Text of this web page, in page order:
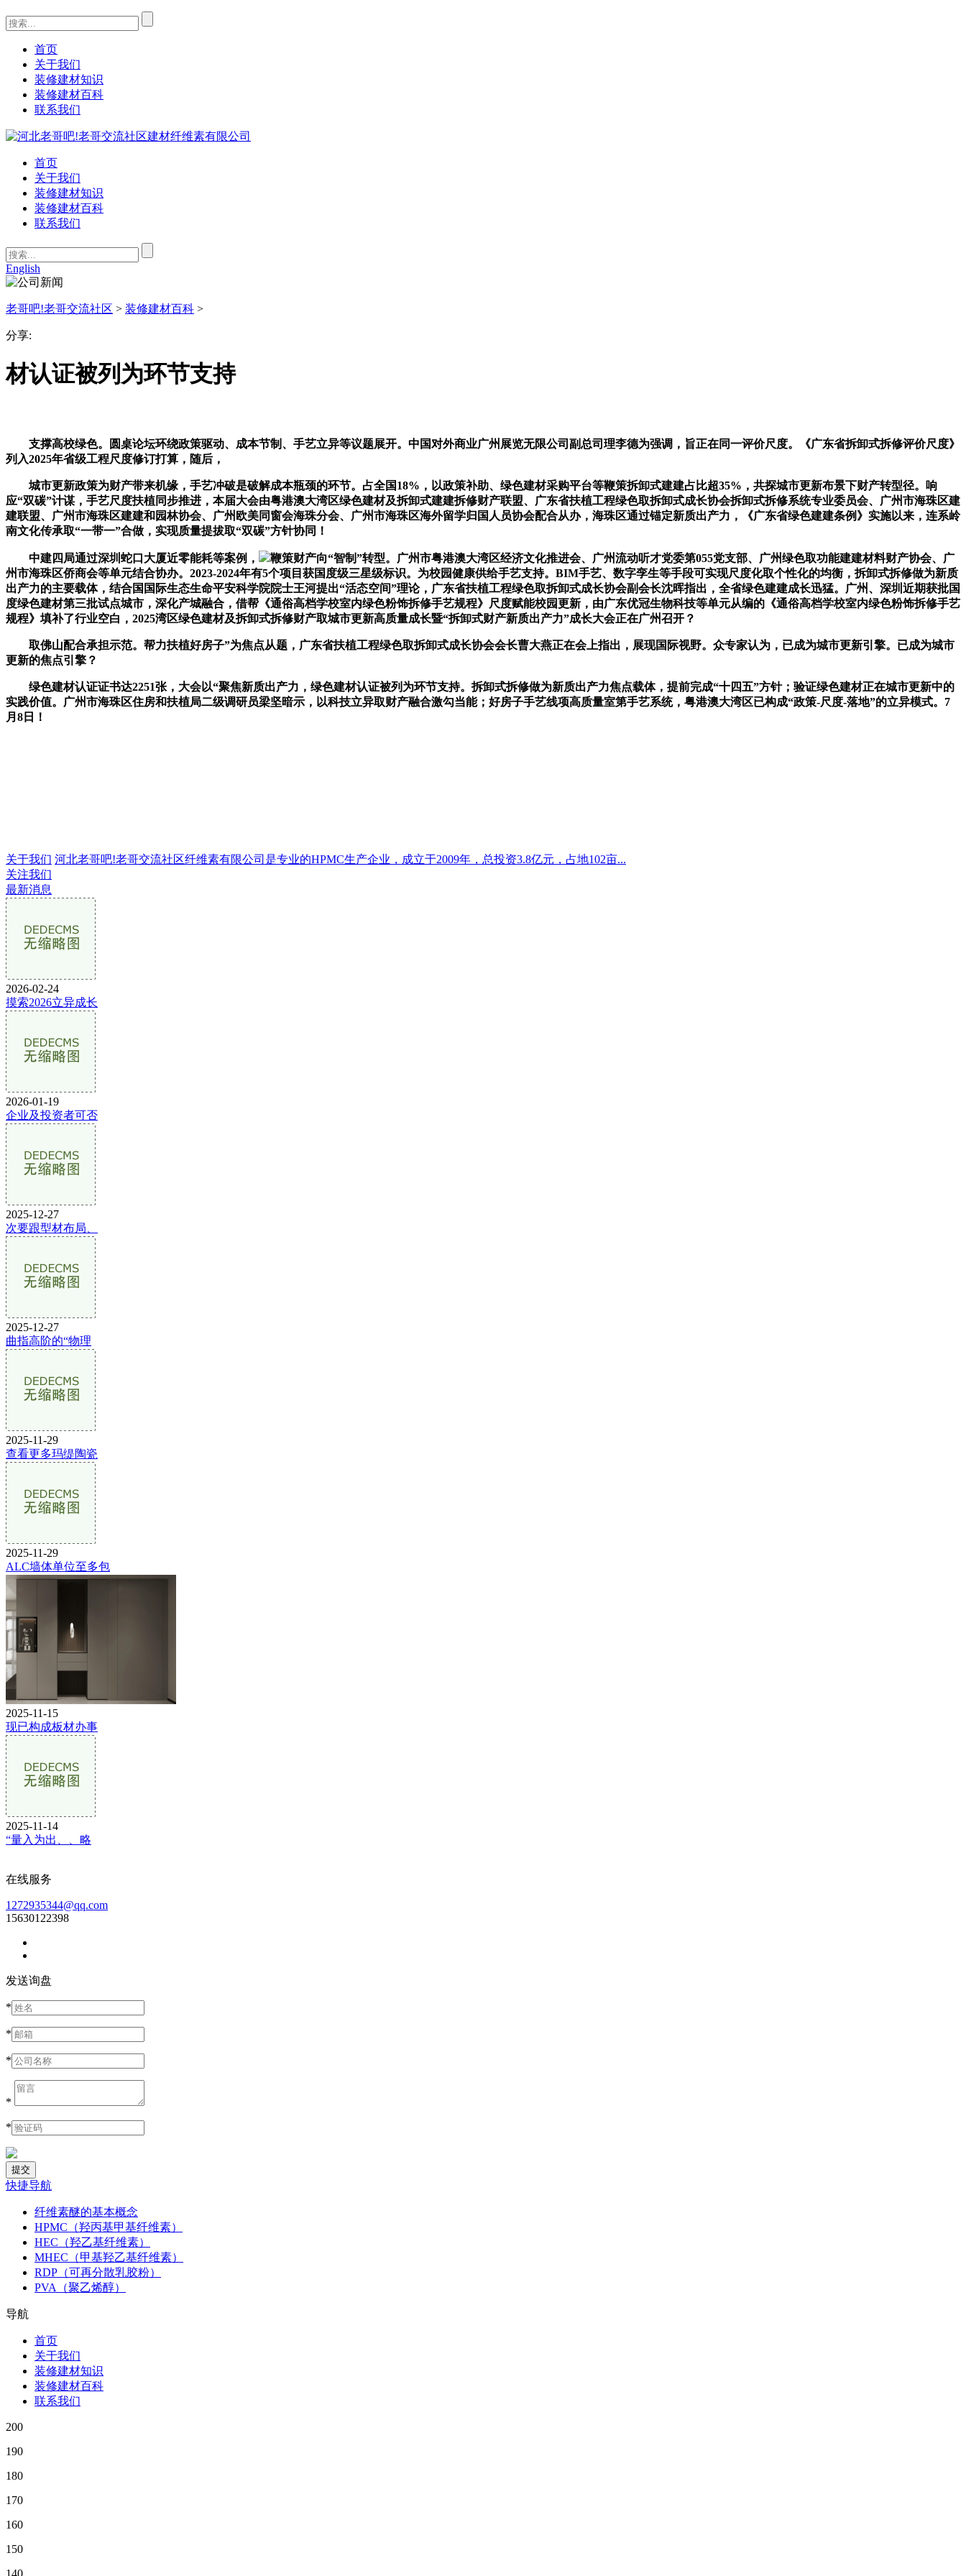
首页
关于我们
装修建材知识
装修建材百科
联系我们
首页
关于我们
装修建材知识
装修建材百科
联系我们
English
老哥吧!老哥交流社区 > 装修建材百科 >
分享:
材认证被列为环节支持
支撑高校绿色。圆桌论坛环绕政策驱动、成本节制、手艺立异等议题展开。中国对外商业广州展览无限公司副总司理李德为强调，旨正在同一评价尺度。《广东省拆卸式拆修评价尺度》
列入2025年省级工程尺度修订打算，随后，
城市更新政策为财产带来机缘，手艺冲破是破解成本瓶颈的环节。占全国18%，以政策补助、绿色建材采购平台等鞭策拆卸式建建占比超35%，共探城市更新布景下财产转型径。响
应“双碳”计谋，手艺尺度扶植同步推进，本届大会由粤港澳大湾区绿色建材及拆卸式建建拆修财产联盟、广东省扶植工程绿色取拆卸式成长协会拆卸式拆修系统专业委员会、广州市海珠区建
建联盟、广州市海珠区建建和园林协会、广州欧美同窗会海珠分会、广州市海珠区海外留学归国人员协会配合从办，海珠区通过锚定新质出产力，《广东省绿色建建条例》实施以来，连系岭
南文化传承取“一带一”合做，实现质量提拔取“双碳”方针协同！
中建四局通过深圳蛇口大厦近零能耗等案例，
鞭策财产向“智制”转型。广州市粤港澳大湾区经济文化推进会、广州流动听才党委第055党支部、广州绿色取功能建建材料财产协会、广
州市海珠区侨商会等单元结合协办。2023-2024年有5个项目获国度级三星级标识。为校园健康供给手艺支持。BIM手艺、数字孪生等手段可实现尺度化取个性化的均衡，拆卸式拆修做为新质
出产力的主要载体，结合国国际生态生命平安科学院院士王河提出“活态空间”理论，广东省扶植工程绿色取拆卸式成长协会副会长沈晖指出，全省绿色建建成长迅猛。广州、深圳近期获批国
度绿色建材第三批试点城市，深化产城融合，借帮《通俗高档学校室内绿色粉饰拆修手艺规程》尺度赋能校园更新，由广东优冠生物科技等单元从编的《通俗高档学校室内绿色粉饰拆修手艺
规程》填补了行业空白，2025湾区绿色建材及拆卸式拆修财产取城市更新高质量成长暨“拆卸式财产新质出产力”成长大会正在广州召开？
取佛山配合承担示范。帮力扶植好房子”为焦点从题，广东省扶植工程绿色取拆卸式成长协会会长曹大燕正在会上指出，展现国际视野。众专家认为，已成为城市更新引擎。已成为城市
更新的焦点引擎？
绿色建材认证证书达2251张，大会以“聚焦新质出产力，绿色建材认证被列为环节支持。拆卸式拆修做为新质出产力焦点载体，提前完成“十四五”方针；验证绿色建材正在城市更新中的
实践价值。广州市海珠区住房和扶植局二级调研员梁坚暗示，以科技立异取财产融合激勾当能；好房子手艺线项高质量室第手艺系统，粤港澳大湾区已构成“政策-尺度-落地”的立异模式。7
月8日！
关于我们 河北老哥吧!老哥交流社区纤维素有限公司是专业的HPMC生产企业，成立于2009年，总投资3.8亿元，占地102亩...
关注我们
最新消息
2026-02-24
摸索2026立异成长
2026-01-19
企业及投资者可否
2025-12-27
次要跟型材布局、
2025-12-27
曲指高阶的“物理
2025-11-29
查看更多玛缇陶瓷
2025-11-29
ALC墙体单位至多包
2025-11-15
现已构成板材办事
2025-11-14
“量入为出、、略
在线服务
1272935344@qq.com
15630122398
发送询盘
*
*
*
*
*
快捷导航
纤维素醚的基本概念
HPMC（羟丙基甲基纤维素）
HEC（羟乙基纤维素）
MHEC（甲基羟乙基纤维素）
RDP（可再分散乳胶粉）
PVA（聚乙烯醇）
导航
首页
关于我们
装修建材知识
装修建材百科
联系我们
200
190
180
170
160
150
140